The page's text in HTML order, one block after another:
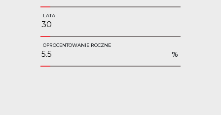
LATA
OPROCENTOWANIE ROCZNE
%